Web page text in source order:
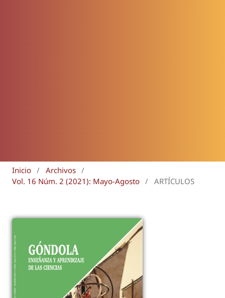
Inicio / Archivos /
Vol. 16 Núm. 2 (2021): Mayo-Agosto / ARTÍCULOS